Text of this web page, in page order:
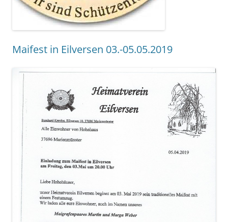
Maifest in Eilversen 03.-05.05.2019